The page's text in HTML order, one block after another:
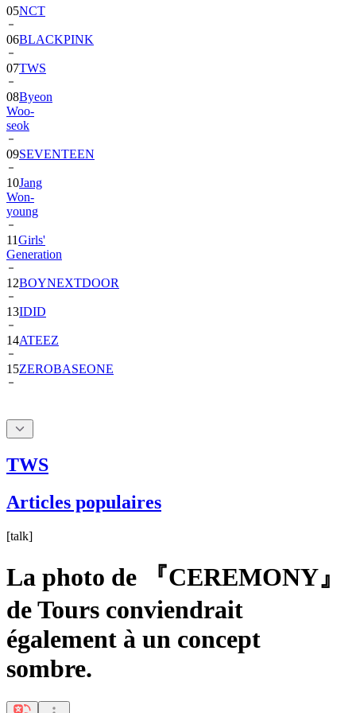
05NCT
06BLACKPINK
07TWS
08Byeon
Woo-
seok
09SEVENTEEN
10Jang
Won-
young
11Girls'
Generation
12BOYNEXTDOOR
13IDID
14ATEEZ
15ZEROBASEONE
TWS
Articles populaires
[talk]
La photo de 『CEREMONY』
de Tours conviendrait
également à un concept
sombre.